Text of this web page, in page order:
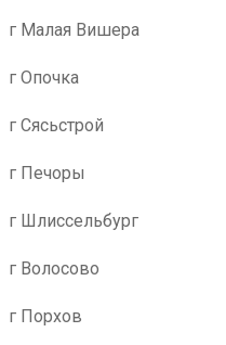
г Малая Вишера
г Опочка
г Сясьстрой
г Печоры
г Шлиссельбург
г Волосово
г Порхов